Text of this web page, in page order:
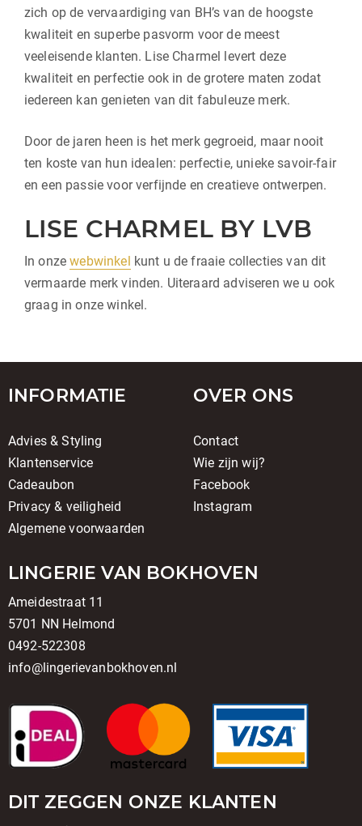
zich op de vervaardiging van BH’s van de hoogste
kwaliteit en superbe pasvorm voor de meest
veeleisende klanten. Lise Charmel levert deze
kwaliteit en perfectie ook in de grotere maten zodat
iedereen kan genieten van dit fabuleuze merk.
Door de jaren heen is het merk gegroeid, maar nooit
ten koste van hun idealen: perfectie, unieke savoir-fair
en een passie voor verfijnde en creatieve ontwerpen.
LISE CHARMEL BY LVB
In onzewebwinkel kunt u de fraaie collecties van dit
vermaarde merk vinden. Uiteraard adviseren we u ook
graag in onze winkel.
INFORMATIE
Advies & Styling
Klantenservice
Cadeaubon
Privacy & veiligheid
Algemene voorwaarden
OVER ONS
Contact
Wie zijn wij?
Facebook
Instagram
LINGERIE VAN BOKHOVEN
Ameidestraat 11
5701 NN Helmond
0492-522308
info@lingerievanbokhoven.nl
DIT ZEGGEN ONZE KLANTEN